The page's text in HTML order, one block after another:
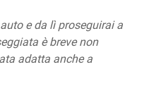
e da lì proseguirai a
è breve non
adatta anche a